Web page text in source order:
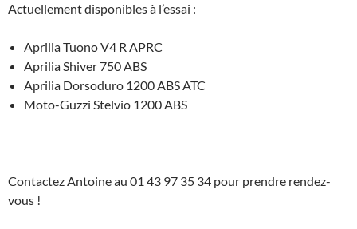
Actuellement disponibles à l’essai :
Aprilia Tuono V4 R APRC
Aprilia Shiver 750 ABS
Aprilia Dorsoduro 1200 ABS ATC
Moto-Guzzi Stelvio 1200 ABS
Contactez Antoine au 01 43 97 35 34 pour prendre rendez-
vous !